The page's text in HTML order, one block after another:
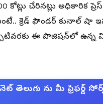
కోట్లు చేరినట్లు అధికారిక
క్రెడ్ ఫౌండర్ కునాల్ షా
ఈ పొజిషన్‌లో ఉన్న
ను మీ ఫ్రిఫర్డ్